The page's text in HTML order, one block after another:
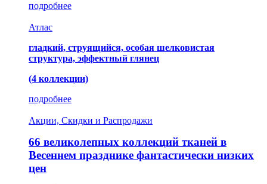
подробнее
Атлас
гладкий, струящийся, особая шелковистая
структура, эффектный глянец
(4 коллекции)
подробнее
Акции, Скидки и Распродажи
66 великолепных коллекций тканей в
Весеннем празднике фантастически низких
цен